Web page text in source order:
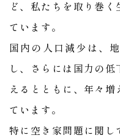
ど、私たちを取り巻
ています。
国内の人口減少は、
し、さらには国力の
えるとともに、年々
ています。
特に空き家問題に関